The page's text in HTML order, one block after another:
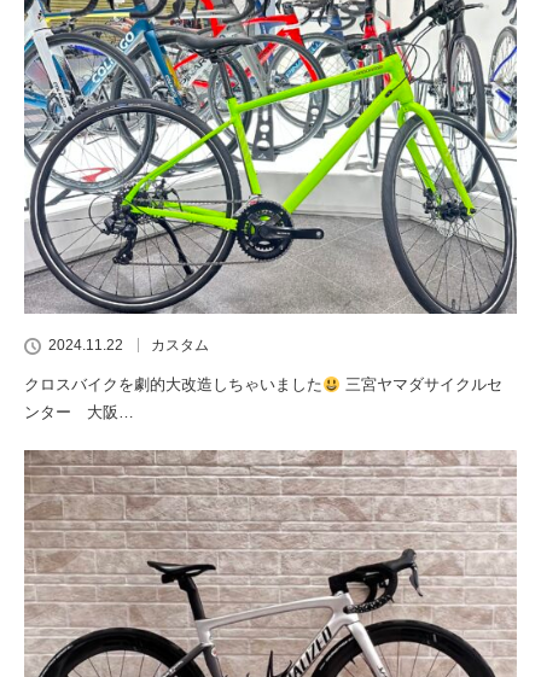
2024.11.22 カスタム
クロスバイクを劇的大改造しちゃいました
三宮ヤマダサイクルセ
ンター 大阪…